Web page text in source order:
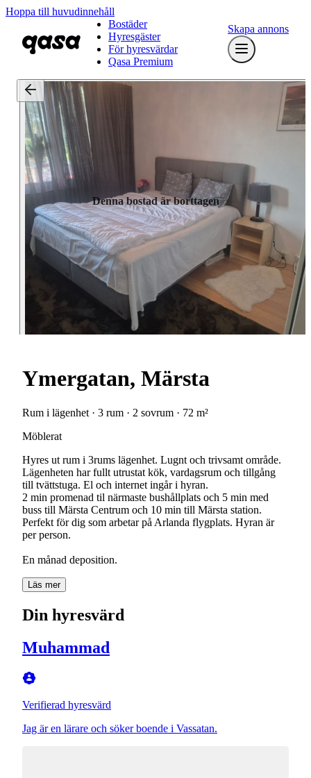
Hoppa till huvudinnehåll
Bostäder
Hyresgäster
För hyresvärdar
Qasa Premium
Skapa annons
Denna bostad är borttagen
Ymergatan, Märsta
Rum i lägenhet · 3 rum · 2 sovrum · 72 m²
Möblerat
Hyres ut rum i 3rums lägenhet. Lugnt och trivsamt område.
Lägenheten har fullt utrustat kök, vardagsrum och tillgång
till tvättstuga. El och internet ingår i hyran.
2 min promenad til närmaste bushållplats och 5 min med
buss till Märsta Centrum och 10 min till Märsta station.
Perfekt för dig som arbetar på Arlanda flygplats. Hyran är
per person.
En månad deposition.
Läs mer
Din hyresvärd
Muhammad
Verifierad hyresvärd
Jag är en lärare och söker boende i Vassatan.